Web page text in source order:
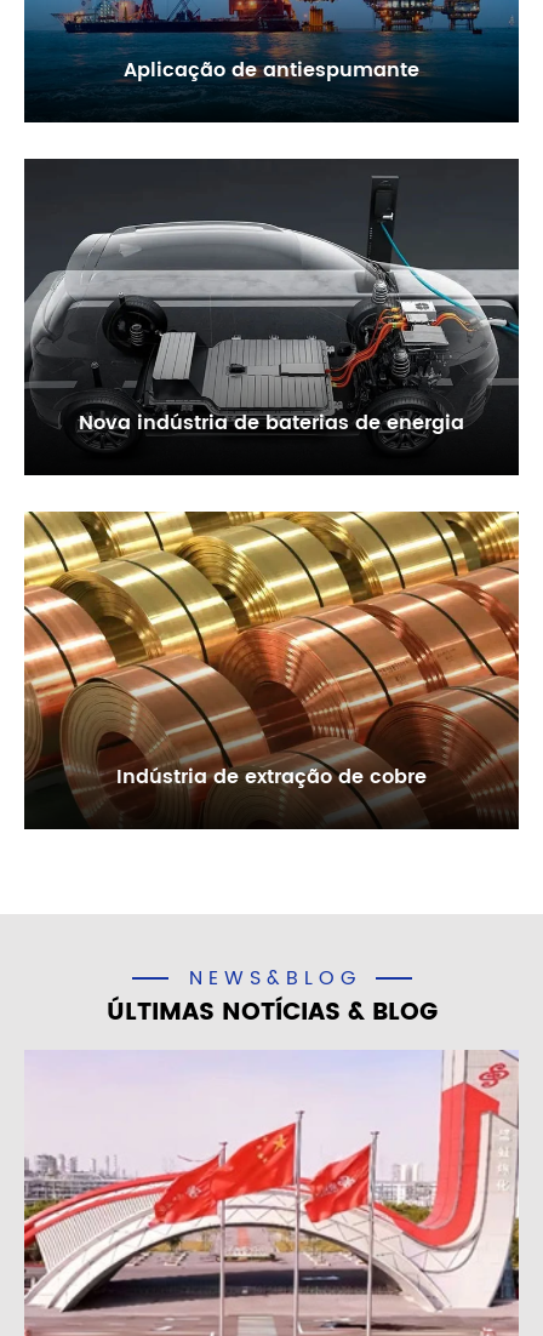
Aplicação de antiespumante
Nova indústria de baterias de energia
Indústria de extração de cobre
NEWS&BLOG
ÚLTIMAS NOTÍCIAS & BLOG